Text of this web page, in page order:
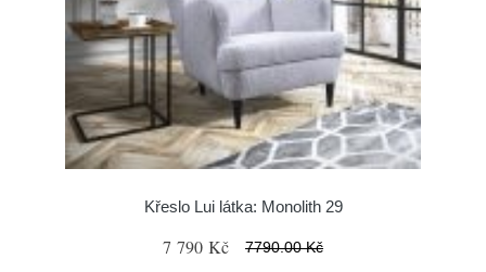
Křeslo Lui látka: Monolith 29
7 790 Kč 7790.00 Kč